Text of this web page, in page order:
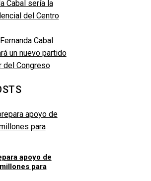
Cabal
un nuevo partido
del Congreso
apoyo de
para